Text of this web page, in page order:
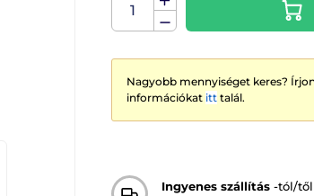
Nagyobb mennyiséget keres?
információkat itt talál.
Ingyenes szállítás -tól/től